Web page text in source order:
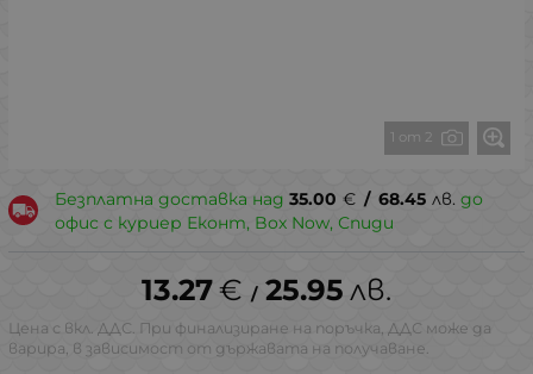
1 от 2
Безплатна доставка над 35.00 € / 68.45 лв. до
офис с куриер Еконт, Box Now, Спиди
13.27€ / 25.95 лв.
Цена с вкл. ДДС. При финализиране на поръчка, ДДС може да
варира, в зависимост от държавата на получаване.